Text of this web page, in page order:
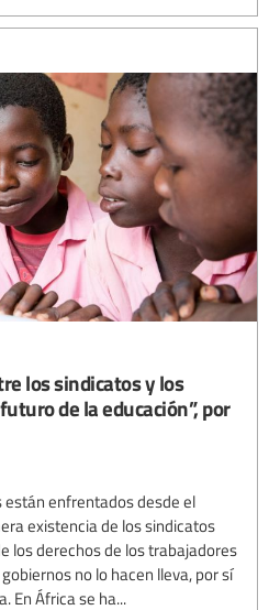
los sindicatos y los
de la educación”, por
están enfrentados desde el
existencia de los sindicatos
los derechos de los trabajadores
no lo hacen lleva, por sí
En África se ha...